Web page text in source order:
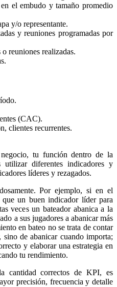
el embudo y tamaño promedio
y/o representante.
y reuniones programadas por
reuniones realizadas.
(CAC).
clientes recurrentes.
tu función dentro de la
diferentes indicadores y
líderes y rezagados.
Por ejemplo, si en el
un buen indicador líder para
veces un bateador abanica a la
a sus jugadores a abanicar más
en bateo no se trata de contar
sino de abanicar cuando importa;
y elaborar una estrategia en
tu rendimiento.
correctos de KPI, es
precisión, frecuencia y detalle